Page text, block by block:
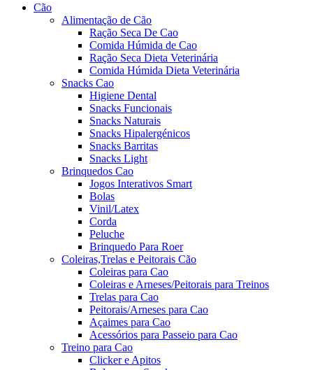
Cão
Alimentação de Cão
Ração Seca De Cao
Comida Húmida de Cao
Ração Seca Dieta Veterinária
Comida Húmida Dieta Veterinária
Snacks Cao
Higiene Dental
Snacks Funcionais
Snacks Naturais
Snacks Hipalergénicos
Snacks Barritas
Snacks Light
Brinquedos Cao
Jogos Interativos Smart
Bolas
Vinil/Latex
Corda
Peluche
Brinquedo Para Roer
Coleiras,Trelas e Peitorais Cão
Coleiras para Cao
Coleiras e Arneses/Peitorais para Treinos
Trelas para Cao
Peitorais/Arneses para Cao
Açaimes para Cao
Acessórios para Passeio para Cao
Treino para Cao
Clicker e Apitos